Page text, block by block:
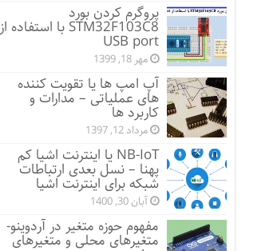
پروگرم کردن بورد
STM32F103C8 با استفاده از
USB port
مهر 18, 1399
آپ امپ ها یا تقویت کننده
های عملیاتی – مدارات و
کاربرد ها
مرداد 12, 1397
NB-IoT یا اینترنت اشیا کم
پهنا – نسل بعدی ارتباطات
شبکه برای اینترنت اشیا
آبان 30, 1400
مفهوم حوزه متغیر در آردوینو-
متغیرهای محلی و متغیرهای